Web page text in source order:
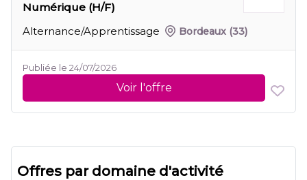
Numérique (H/F)
Alternance/Apprentissage
Bordeaux (33)
Publiée le 24/07/2026
Voir l'offre
Offres par domaine d'activité